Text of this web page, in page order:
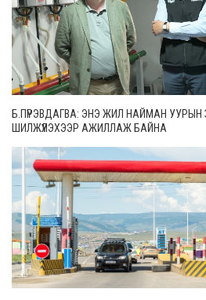
Б.ПҮРЭВДАГВА: ЭНЭ ЖИЛ НАЙМАН УУРЫН
ШИЛЖҮҮЛЭХЭЭР АЖИЛЛАЖ БАЙНА